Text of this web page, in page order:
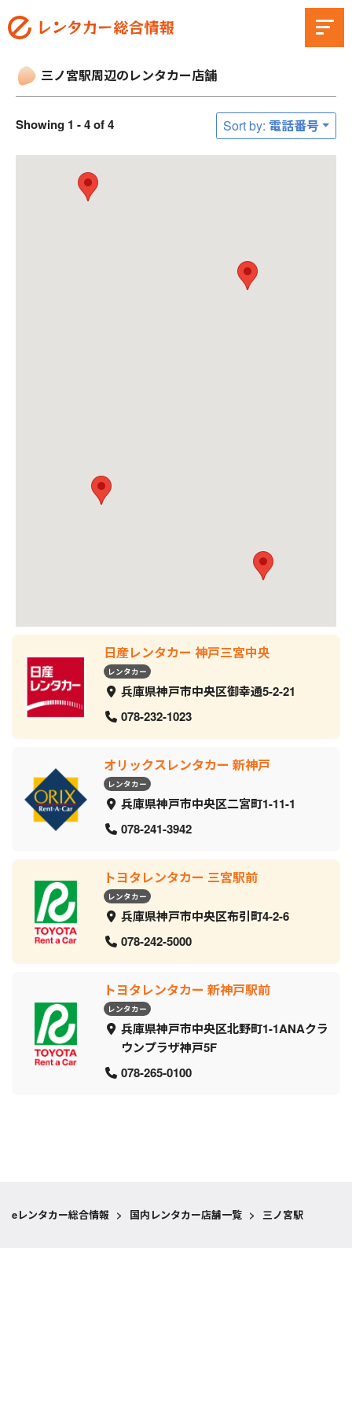
三ノ宮駅周辺のレンタカー店舗
Showing 1 - 4 of 4 Sort by: 電話番号
日産レンタカー 神戸三宮中央
レンタカー
兵庫県神戸市中央区御幸通5-2-21
078-232-1023
オリックスレンタカー 新神戸
レンタカー
兵庫県神戸市中央区二宮町1-11-1
078-241-3942
トヨタレンタカー 三宮駅前
レンタカー
兵庫県神戸市中央区布引町4-2-6
078-242-5000
トヨタレンタカー 新神戸駅前
レンタカー
兵庫県神戸市中央区北野町1-1ANAクラ
ウンプラザ神戸5F
078-265-0100
eレンタカー総合情報 > 国内レンタカー店舗一覧 > 三ノ宮駅